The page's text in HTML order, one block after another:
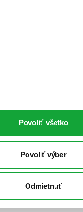
Povoliť všetko
Povoliť výber
Odmietnuť